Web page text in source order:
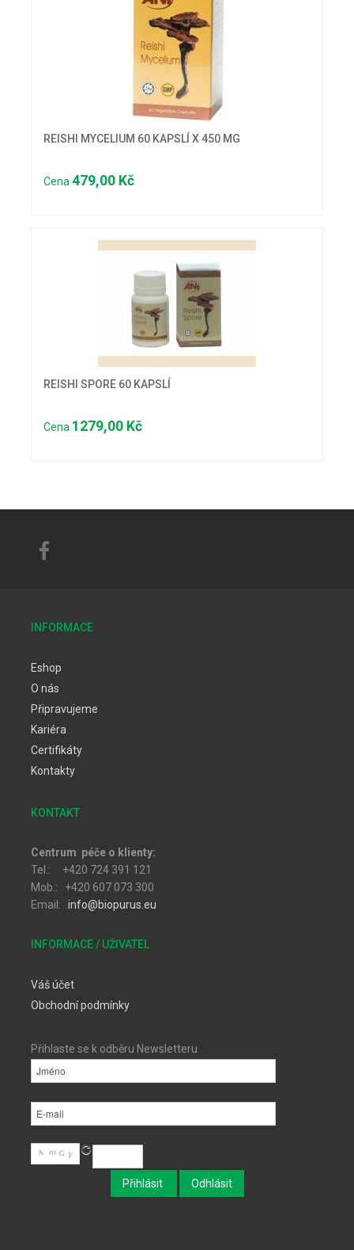
REISHI MYCELIUM 60 KAPSLÍ X 450 MG
Cena 479,00 Kč
REISHI SPORE 60 KAPSLÍ
Cena 1279,00 Kč
INFORMACE
Eshop
O nás
Připravujeme
Kariéra
Certifikáty
Kontakty
KONTAKT
Centrum péče o klienty:
Tel.: +420 724 391 121
Mob.: +420 607 073 300
Email: info@biopurus.eu
INFORMACE / UŽIVATEL
Váš účet
Obchodní podmínky
Přihlaste se k odběru Newsletteru